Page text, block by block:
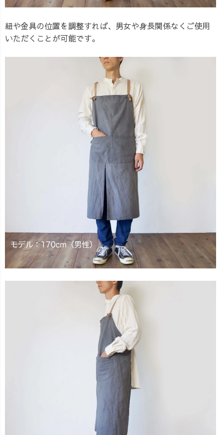
紐や金具の位置を調整すれば、男女や身長関係なくご使用
いただくことが可能です。